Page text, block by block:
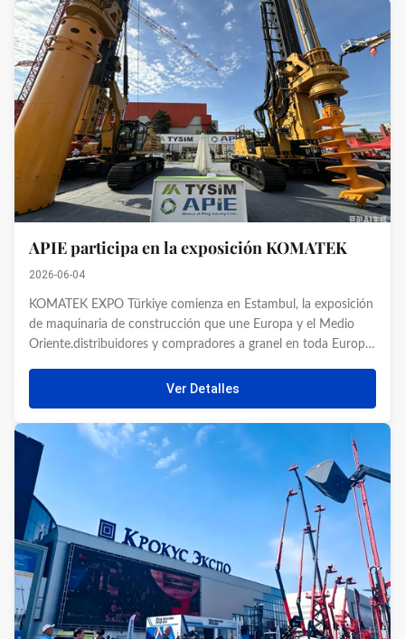
APIE participa en la exposición KOMATEK
2026-06-04
KOMATEK EXPO Türkiye comienza en Estambul, la exposición
de maquinaria de construcción que une Europa y el Medio
Oriente.distribuidores y compradores a granel en toda Europa,
negociación de negocios. El equipo completo de APIE está en
el lugar ...
Ver Detalles